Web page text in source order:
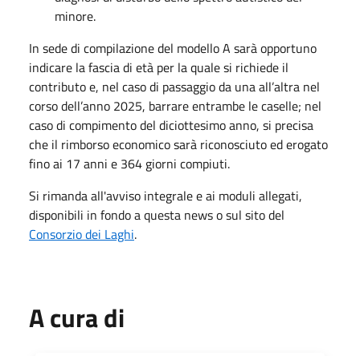
minore.
In sede di compilazione del modello A sarà opportuno
indicare la fascia di età per la quale si richiede il
contributo e, nel caso di passaggio da una all’altra nel
corso dell’anno 2025, barrare entrambe le caselle; nel
caso di compimento del diciottesimo anno, si precisa
che il rimborso economico sarà riconosciuto ed erogato
fino ai 17 anni e 364 giorni compiuti.
Si rimanda all'avviso integrale e ai moduli allegati,
disponibili in fondo a questa news o sul sito del
Consorzio dei Laghi.
A cura di